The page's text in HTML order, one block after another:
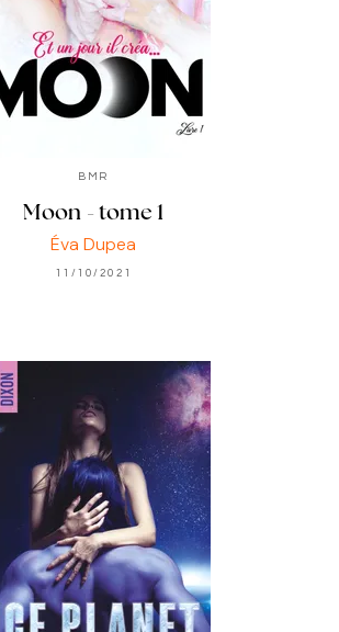
BMR
Moon - tome 1
Éva Dupea
11/10/2021